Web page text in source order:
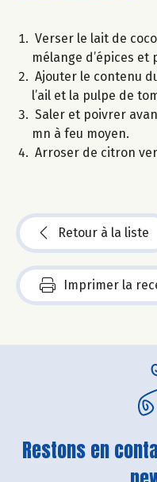
Verser le lait de
mélange d’épices
Ajouter le contenu
l’ail et la pulpe de
Saler et poivrer
mn à feu moyen.
Arroser de citron
Retour à la liste
Imprimer la
Restons en